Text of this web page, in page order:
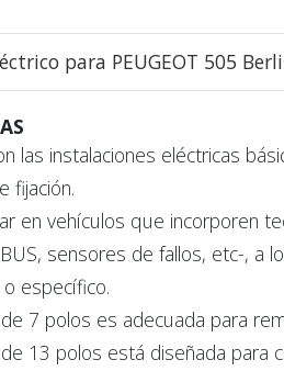
para PEUGEOT 505
las instalaciones eléctricas
fijación.
en vehículos que incorporen
sensores de fallos, etc-, a
específico.
7 polos es adecuada para
13 polos está diseñada para